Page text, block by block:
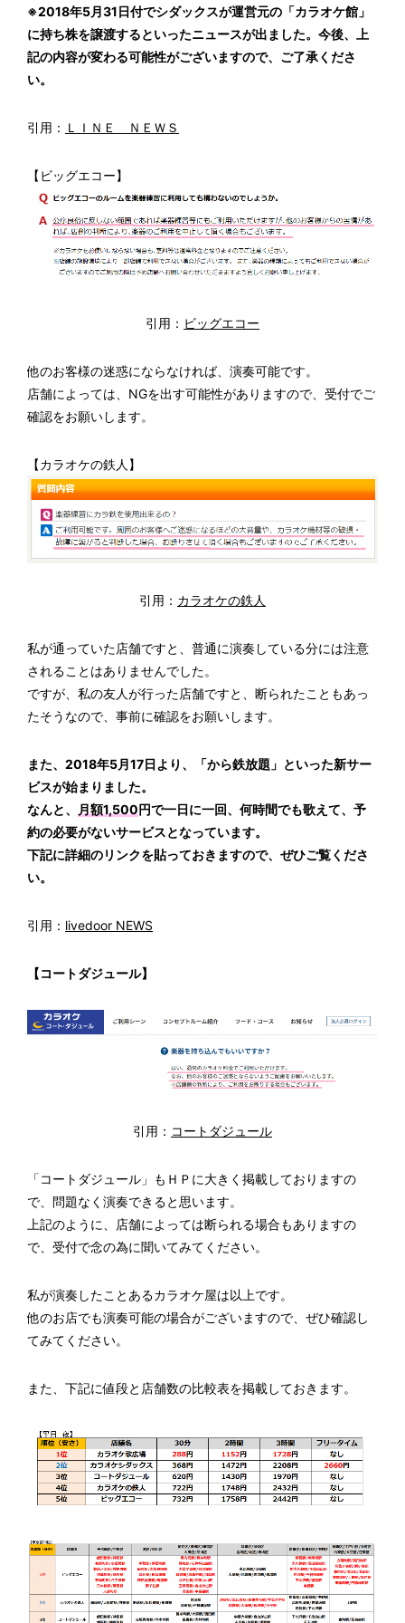
※2018年5月31日付でシダックスが運営元の「カラオケ館」
に持ち株を譲渡するといったニュースが出ました。今後、上
記の内容が変わる可能性がございますので、ご了承くださ
い。
引用： ＬＩＮＥ ＮＥＷＳ
【ビッグエコー】
引用： ビッグエコー
他のお客様の迷惑にならなければ、演奏可能です。
店舗によっては、NGを出す可能性がありますので、受付でご
確認をお願いします。
【カラオケの鉄人】
引用： カラオケの鉄人
私が通っていた店舗ですと、普通に演奏している分には注意
されることはありませんでした。
ですが、私の友人が行った店舗ですと、断られたこともあっ
たそうなので、事前に確認をお願いします。
また、2018年5月17日より、「から鉄放題」といった新サー
ビスが始まりました。
なんと、
月額1,500円で一日に一回、何時間でも歌えて、予
約の必要がないサービスとなっています。
下記に詳細のリンクを貼っておきますので、ぜひご覧くださ
い。
引用： livedoor NEWS
【コートダジュール】
引用： コートダジュール
「コートダジュール」もＨＰに大きく掲載しておりますの
で、問題なく演奏できると思います。
上記のように、店舗によっては断られる場合もありますの
で、受付で念の為に聞いてみてください。
私が演奏したことあるカラオケ屋は以上です。
他のお店でも演奏可能の場合がございますので、ぜひ確認し
てみてください。
また、下記に値段と店舗数の比較表を掲載しておきます。